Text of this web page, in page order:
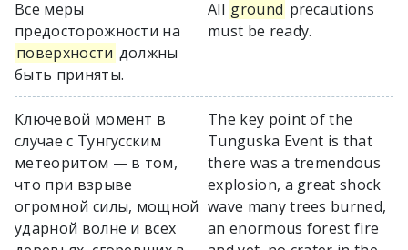
Все меры
предосторожности на
поверхности должны
быть приняты.
All ground precautions
must be ready.
Ключевой момент в
случае с Тунгусским
метеоритом — в том,
что при взрыве
огромной силы, мощной
ударной волне и всех
The key point of the
Tunguska Event is that
there was a tremendous
explosion, a great shock
wave many trees burned,
an enormous forest fire